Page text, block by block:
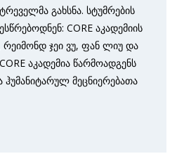
გახსნა. სტუმრების
CORE აკადემიის
ჯეი ვუ, ფან ლიუ და
აკადემია წარმოადგენს
ჰუმანიტარულ მეცნიერებათა